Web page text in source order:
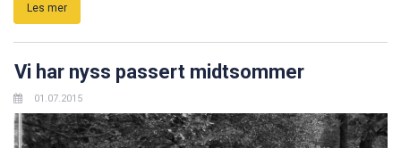
Les mer
Vi har nyss passert midtsommer
01.07.2015